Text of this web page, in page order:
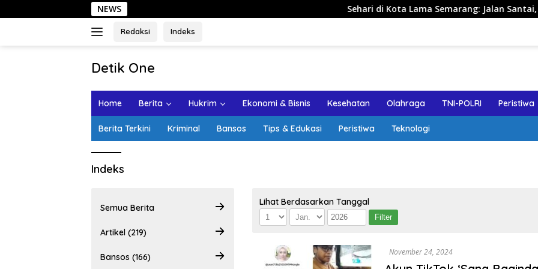
ke
NEWS Sehari di Kota Lama Semarang: Jalan Santai, Spot
Redaksi Indeks
Detik One
Ungkap
Home Berita Hukrim Ekonomi & Bisnis Kesehatan Olahraga TNI-POLRI Peristiwa
Berita Terkini Kriminal Bansos Tips & Edukasi Peristiwa Teknologi
Indeks
Semua Berita
Artikel (219)
Bansos (166)
Lihat Berdasarkan Tanggal
November 24, 2024